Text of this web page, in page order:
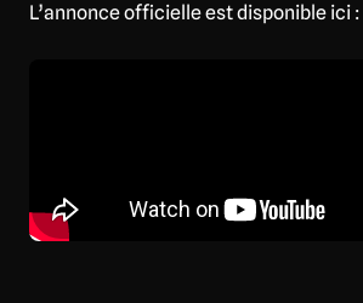
L’annonce officielle est disponible ici :